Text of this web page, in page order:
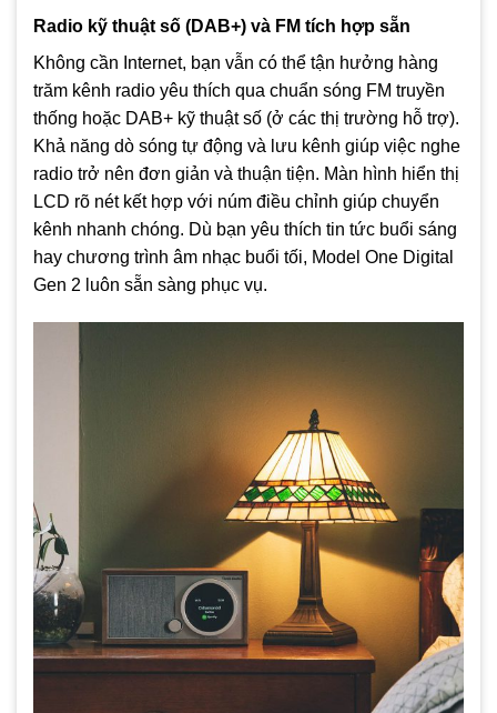
Radio kỹ thuật số (DAB+) và FM tích hợp sẵn
Không cần Internet, bạn vẫn có thể tận hưởng hàng
trăm kênh radio yêu thích qua chuẩn sóng FM truyền
thống hoặc DAB+ kỹ thuật số (ở các thị trường hỗ trợ).
Khả năng dò sóng tự động và lưu kênh giúp việc nghe
radio trở nên đơn giản và thuận tiện. Màn hình hiển thị
LCD rõ nét kết hợp với núm điều chỉnh giúp chuyển
kênh nhanh chóng. Dù bạn yêu thích tin tức buổi sáng
hay chương trình âm nhạc buổi tối, Model One Digital
Gen 2 luôn sẵn sàng phục vụ.